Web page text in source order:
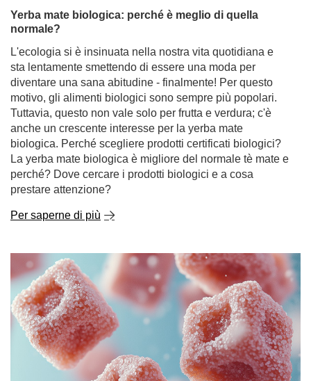
motivo, gli alimenti biologici sono sempre più popolari.
Tuttavia, questo non vale solo per frutta e verdura; c'è
anche un crescente interesse per la yerba mate
biologica. Perché scegliere prodotti certificati biologici?
La yerba mate biologica è migliore del normale tè mate e
perché? Dove cercare i prodotti biologici e a cosa
prestare attenzione?
Per saperne di più
Mate dulce - yerba mate dolce. Con cosa e come